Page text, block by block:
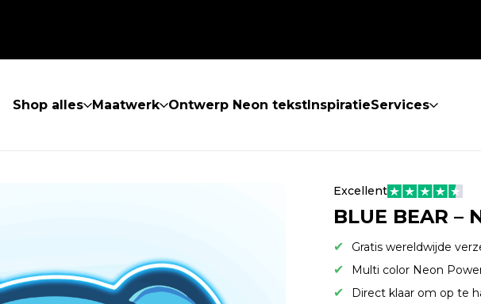
Shop alles Maatwerk Ontwerp Neon tekstInspiratieServices
Excellent
BLUE BEAR –
Gratis wereldwijde
Multi color Neon
Direct klaar om op te